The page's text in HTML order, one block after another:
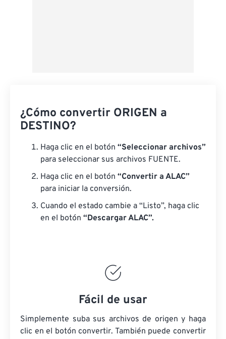
¿Cómo convertir ORIGEN a
DESTINO?
Haga clic en el botón “Seleccionar archivos”
para seleccionar sus archivos FUENTE.
Haga clic en el botón “Convertir a ALAC”
para iniciar la conversión.
Cuando el estado cambie a “Listo”, haga clic
en el botón “Descargar ALAC”.
Fácil de usar
Simplemente suba sus archivos de origen y haga
clic en el botón convertir. También puede convertir